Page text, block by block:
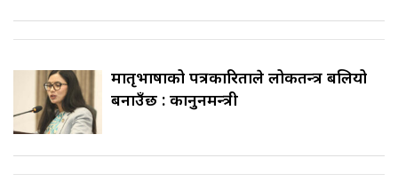
मातृभाषाको पत्रकारिताले लोकतन्त्र बलियो
बनाउँछ : कानुनमन्त्री